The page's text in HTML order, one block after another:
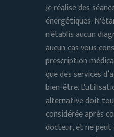
Je réalise des
énergétiques.
n'établis aucun
aucun cas vous
prescription
que des services
bien-être.
alternative doit
considérée après
docteur, et ne